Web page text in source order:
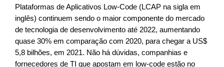
Plataformas de Aplicativos Low-Code (LCAP na sigla em
inglês) continuem sendo o maior componente do mercado
de tecnologia de desenvolvimento até 2022, aumentando
quase 30% em comparação com 2020, para chegar a US$
5,8 bilhões, em 2021. Não há dúvidas, companhias e
fornecedores de TI que apostam em low-code estão no